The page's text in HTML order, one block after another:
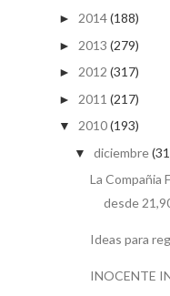
► 2014(188)
► 2013 (279)
► 2012 (317)
► 2011 (217)
▼ 2010(193)
▼ diciembre
La Compañia
desde
Ideas para
INOCENTE